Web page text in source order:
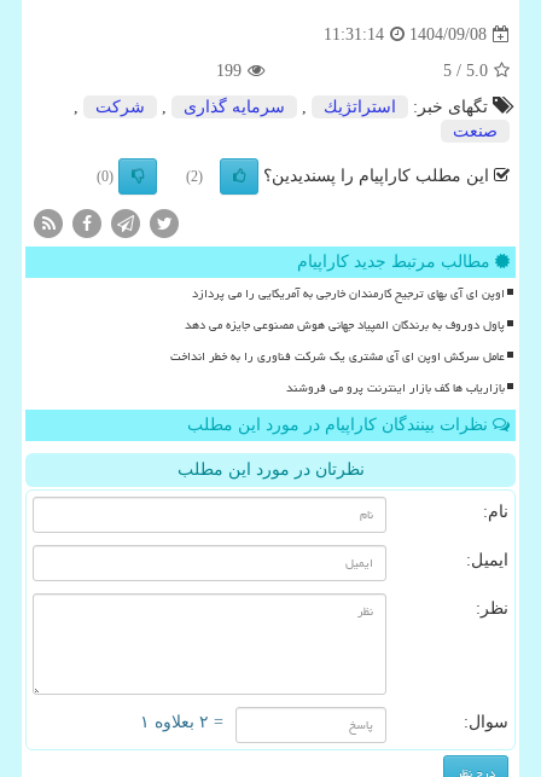
1404/09/08
11:31:14
5.0
/ 5
199
تگهای خبر:
استراتژیك , سرمایه گذاری , شركت
,
صنعت
این مطلب کاراپیام را پسندیدین؟ (2)
(0)
مطالب مرتبط جدید کاراپیام
اوپن ای آی بهای ترجیح کارمندان خارجی به آمریکایی را می پردازد
پاول دوروف به برندگان المپیاد جهانی هوش مصنوعی جایزه می دهد
عامل سرکش اوپن ای آی مشتری یک شرکت فناوری را به خطر انداخت
بازاریاب ها کف بازار اینترنت پرو می فروشند
نظرات بینندگان کاراپیام در مورد این مطلب
نظرتان در مورد این مطلب
نام:
ایمیل:
نظر:
سوال: = ۲ بعلاوه ۱